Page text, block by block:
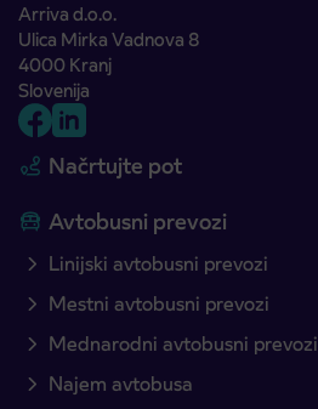
Arriva d.o.o.
Ulica Mirka Vadnova 8
4000 Kranj
Slovenija
Načrtujte pot
Avtobusni prevozi
Linijski avtobusni prevozi
Mestni avtobusni prevozi
Mednarodni avtobusni prevozi
Najem avtobusa